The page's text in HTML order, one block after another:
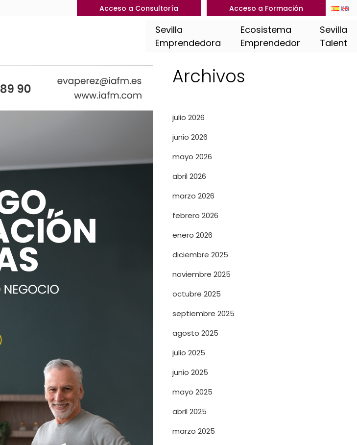
Acceso a Consultoría Acceso a Formación
Sevilla
Emprendedora
Ecosistema
Emprendedor
Sevilla
Talent
Archivos
julio 2026
junio 2026
mayo 2026
abril 2026
marzo 2026
febrero 2026
enero 2026
diciembre 2025
noviembre 2025
octubre 2025
septiembre 2025
agosto 2025
julio 2025
junio 2025
mayo 2025
abril 2025
marzo 2025